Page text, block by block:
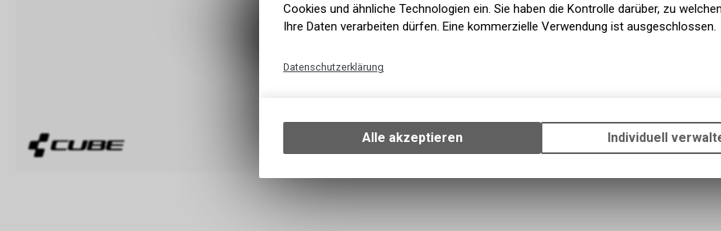
Cookies und ähnliche Technologien ein. Sie haben die Kontrolle darüber, zu
Ihre Daten verarbeiten dürfen. Eine kommerzielle Verwendung ist ausgeschlossen.
Datenschutzerklärung
Ihrem Gerät, um die grundlegenden Funktionen unseres Online-
Verwendung des Warenkorbs, zu ermöglichen. Bitte beachten Sie,
zulassen.
Alle akzeptieren Individuell